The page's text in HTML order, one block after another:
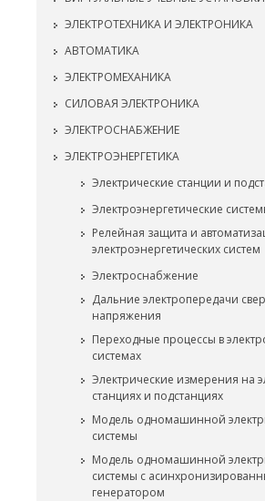
ЭЛЕКТРОТЕХНИКА И ЭЛЕКТРОНИКА
АВТОМАТИКА
ЭЛЕКТРОМЕХАНИКА
СИЛОВАЯ ЭЛЕКТРОНИКА
ЭЛЕКТРОСНАБЖЕНИЕ
ЭЛЕКТРОЭНЕРГЕТИКА
Электрические станции и
Электроэнергетические
Релейная защита и
электроэнергетических систем
Электроснабжение
Дальние электропередачи
напряжения
Переходные процессы в
системах
Электрические измерения на
станциях и подстанциях
Модель одномашинной
системы
Модель одномашинной
системы с
генератором